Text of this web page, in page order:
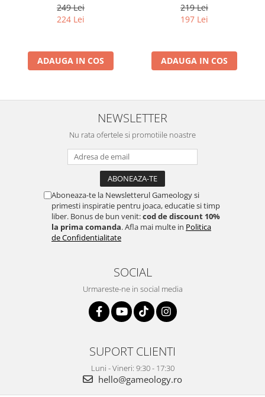
249 Lei
224 Lei
ADAUGA IN COS
219 Lei
197 Lei
ADAUGA IN COS
NEWSLETTER
Nu rata ofertele si promotiile noastre
Aboneaza-te la Newsletterul Gameology si
primesti inspiratie pentru joaca, educatie si timp
liber. Bonus de bun venit:cod de discount 10%
la prima comanda. Afla mai multe in Politica
de Confidentialitate
SOCIAL
Urmareste-ne in social media
SUPORT CLIENTI
Luni - Vineri: 9:30 - 17:30
hello@gameology.ro